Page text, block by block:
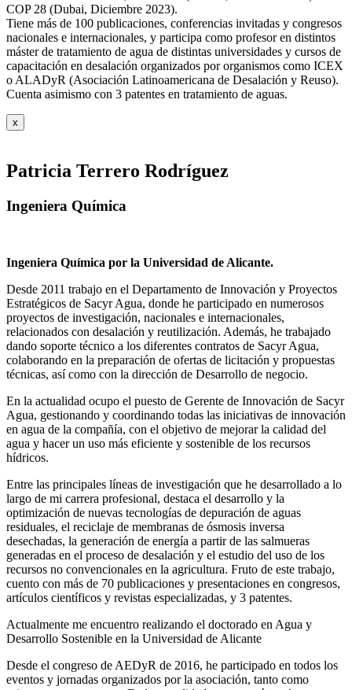
COP 28 (Dubai, Diciembre 2023).
Tiene más de 100 publicaciones, conferencias invitadas y congresos
nacionales e internacionales, y participa como profesor en distintos
máster de tratamiento de agua de distintas universidades y cursos de
capacitación en desalación organizados por organismos como ICEX
o ALADyR (Asociación Latinoamericana de Desalación y Reuso).
Cuenta asimismo con 3 patentes en tratamiento de aguas.
x
Patricia Terrero Rodríguez
Ingeniera Química
Ingeniera Química por la Universidad de Alicante.
Desde 2011 trabajo en el Departamento de Innovación y Proyectos
Estratégicos de Sacyr Agua, donde he participado en numerosos
proyectos de investigación, nacionales e internacionales,
relacionados con desalación y reutilización. Además, he trabajado
dando soporte técnico a los diferentes contratos de Sacyr Agua,
colaborando en la preparación de ofertas de licitación y propuestas
técnicas, así como con la dirección de Desarrollo de negocio.
En la actualidad ocupo el puesto de Gerente de Innovación de Sacyr
Agua, gestionando y coordinando todas las iniciativas de innovación
en agua de la compañía, con el objetivo de mejorar la calidad del
agua y hacer un uso más eficiente y sostenible de los recursos
hídricos.
Entre las principales líneas de investigación que he desarrollado a lo
largo de mi carrera profesional, destaca el desarrollo y la
optimización de nuevas tecnologías de depuración de aguas
residuales, el reciclaje de membranas de ósmosis inversa
desechadas, la generación de energía a partir de las salmueras
generadas en el proceso de desalación y el estudio del uso de los
recursos no convencionales en la agricultura. Fruto de este trabajo,
cuento con más de 70 publicaciones y presentaciones en congresos,
artículos científicos y revistas especializadas, y 3 patentes.
Actualmente me encuentro realizando el doctorado en Agua y
Desarrollo Sostenible en la Universidad de Alicante
Desde el congreso de AEDyR de 2016, he participado en todos los
eventos y jornadas organizados por la asociación, tanto como